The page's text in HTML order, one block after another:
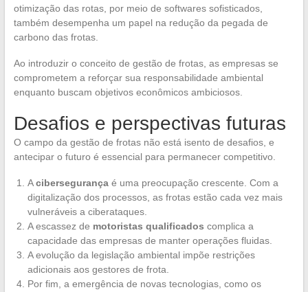
otimização das rotas, por meio de softwares sofisticados,
também desempenha um papel na redução da pegada de
carbono das frotas.
Ao introduzir o conceito de gestão de frotas, as empresas se
comprometem a reforçar sua responsabilidade ambiental
enquanto buscam objetivos econômicos ambiciosos.
Desafios e perspectivas futuras
O campo da gestão de frotas não está isento de desafios, e
antecipar o futuro é essencial para permanecer competitivo.
Acibersegurançaé uma preocupação crescente. Com a
digitalização dos processos, as frotas estão cada vez mais
vulneráveis a ciberataques.
A escassez de motoristas qualificados complica a
capacidade das empresas de manter operações fluidas.
A evolução da legislação ambiental impõe restrições
adicionais aos gestores de frota.
Por fim, a emergência de novas tecnologias, como os